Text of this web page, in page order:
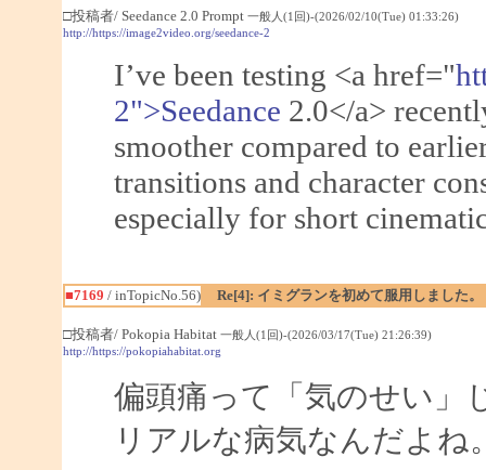
□投稿者/ Seedance 2.0 Prompt 一般人(1回)-(2026/02/10(Tue) 01:33:26)
http://https://image2video.org/seedance-2
I’ve been testing <a href="
2">Seedance 2.0</a>
smoother compared to
transitions and character
especially for short
■7169 / inTopicNo.56) Re[4]: イミグランを初めて服用しました。
□投稿者/ Pokopia Habitat 一般人(1回)-(2026/03/17(Tue) 21:26:39)
http://https://pokopiahabitat.org
偏頭痛って「気のせい」
リアルな病気なんだよね